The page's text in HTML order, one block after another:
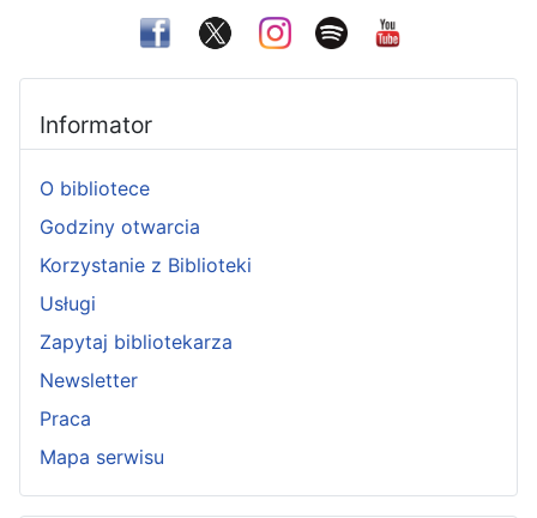
Informator
O bibliotece
Godziny otwarcia
Korzystanie z Biblioteki
Usługi
Zapytaj bibliotekarza
Newsletter
Praca
Mapa serwisu